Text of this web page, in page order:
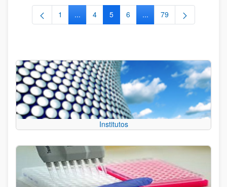
Página
1 ...Páginas intermedias Use TAB para
Página
4 Página
5 Página
6 ...Páginas intermedias
Página
79
Institutos